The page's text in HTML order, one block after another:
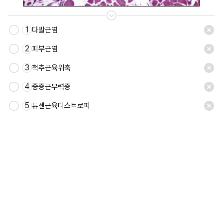
1 다발근염
2 피부근염
3 척추근육위축
4 중증근무력증
5 듀센근육디스트로피